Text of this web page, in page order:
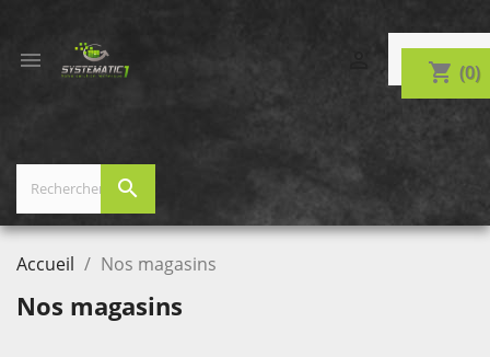
 shopping_cart (0)
search
Accueil Nos magasins
Nos magasins